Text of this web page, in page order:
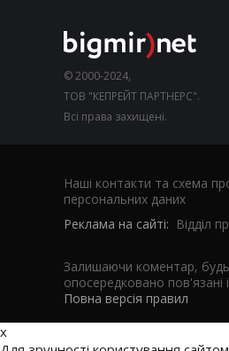
© 2000-2024,
ТОВ "КЕПРЕЙТ ПАРТНЕРС".
Всі права захищені.
Наші контакти та схема
персональних даних
Реклама на сайті: Відділ
Залишаючи коментар,
опосередковано пов'язані
Повна версія правил
x